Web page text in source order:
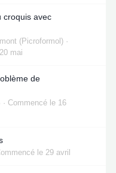
croquis avec
(Picroformol) ·
mai
de
· Commencé le 16
le 29 avril